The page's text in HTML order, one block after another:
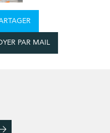
PAR MAIL